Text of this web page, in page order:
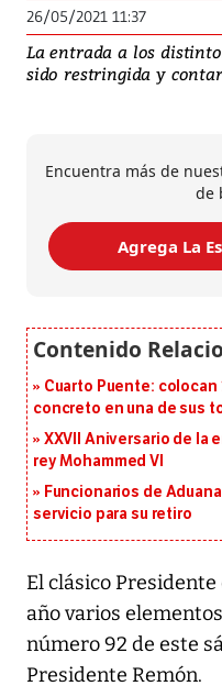
26/05/2021 11:37
La entrada a los
sido restringida y
Encuentra más de
de
Agrega La
Cuarto Puente:
concreto en una de sus
XXVII Aniversario de la
rey Mohammed VI
Funcionarios de
servicio para su retiro
El clásico
año varios
número 92 de este
Presidente Remón.